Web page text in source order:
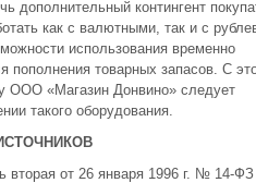
дополнительный контингент
как с валютными, так и с
использования временно
пополнения товарных запасов. С
ООО «Магазин Донвино» следует
такого оборудования.
вторая от 26 января 1996 г. № 14-